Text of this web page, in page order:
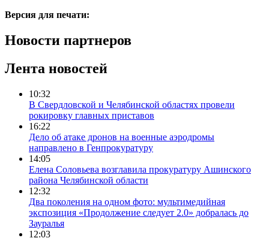
Версия для печати:
Новости партнеров
Лента новостей
10:32
В Свердловской и Челябинской областях провели
рокировку главных приставов
16:22
Дело об атаке дронов на военные аэродромы
направлено в Генпрокуратуру
14:05
Елена Соловьева возглавила прокуратуру Ашинского
района Челябинской области
12:32
Два поколения на одном фото: мультимедийная
экспозиция «Продолжение следует 2.0» добралась до
Зауралья
12:03